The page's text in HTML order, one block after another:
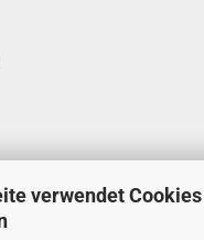
verwendet